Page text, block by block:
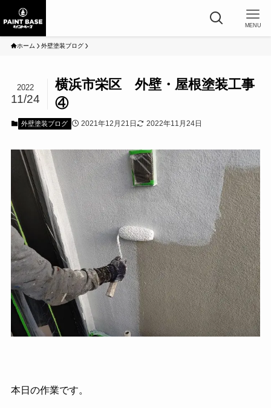
MENU
ホーム 外壁塗装ブログ
横浜市栄区 外壁・屋根塗装工事
④
2022
11/24
外壁塗装ブログ 2021年12月21日 2022年11月24日
本日の作業です。